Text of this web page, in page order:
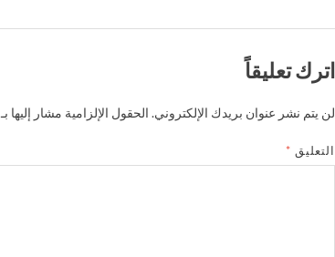
اترك تعليقاً
لن يتم نشر عنوان بريدك الإلكتروني. الحقول الإلزامية مشار إليها بـ
التعليق *